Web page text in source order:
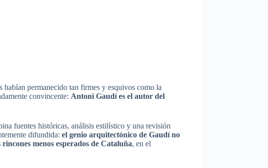
habían permanecido tan firmes y esquivos como la
convincente: Antoni Gaudí es el autor del
fuentes históricas, análisis estilístico y una revisión
difundida: el genio arquitectónico de Gaudí no
menos esperados de Cataluña, en el